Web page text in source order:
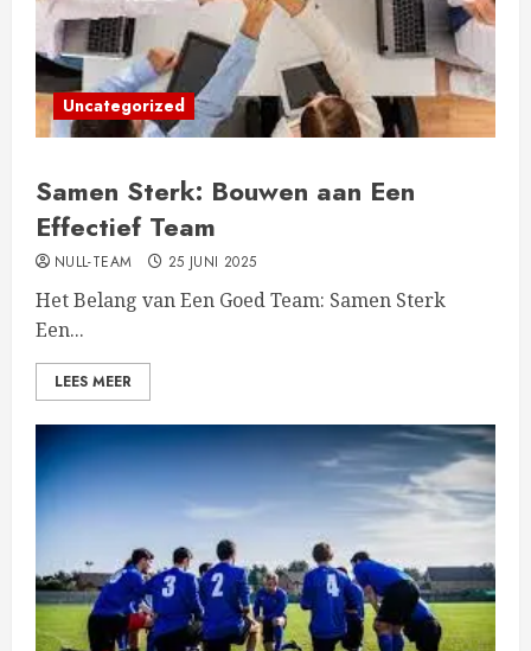
Uncategorized
Samen Sterk: Bouwen aan Een
Effectief Team
NULL-TEAM 25 JUNI 2025
Het Belang van Een Goed Team: Samen Sterk
Een...
LEES MEER